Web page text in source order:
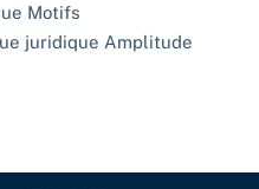
Motifs
juridique Amplitude